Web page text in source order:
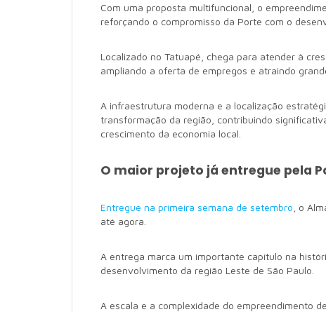
Com uma proposta multifuncional, o
reforçando o compromisso da Porte com o
Localizado no Tatuapé, chega para atender à
ampliando a oferta de empregos e atraindo
A infraestrutura moderna e a localização
transformação da região, contribuindo
crescimento da economia local.
O maior projeto já entregue pela
Entregue na primeira semana de setembro , o
até agora.
A entrega marca um importante capítulo na
desenvolvimento da região Leste de São Paulo.
A escala e a complexidade do empreendimento